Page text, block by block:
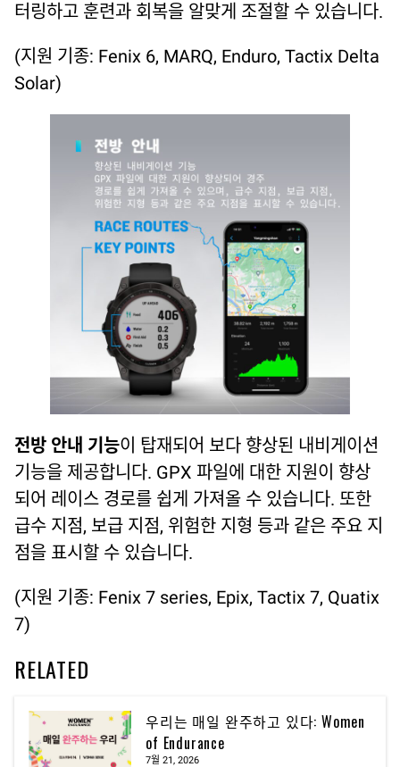
터링하고 훈련과 회복을 알맞게 조절할 수 있습니다.
(지원 기종: Fenix 6, MARQ, Enduro, Tactix Delta
Solar)
전방 안내 기능이 탑재되어 보다 향상된 내비게이션
기능을 제공합니다. GPX 파일에 대한 지원이 향상
되어 레이스 경로를 쉽게 가져올 수 있습니다. 또한
급수 지점, 보급 지점, 위험한 지형 등과 같은 주요 지
점을 표시할 수 있습니다.
(지원 기종: Fenix 7 series, Epix, Tactix 7, Quatix
7)
RELATED
우리는 매일 완주하고 있다: Women
of Endurance
7월 21, 2026